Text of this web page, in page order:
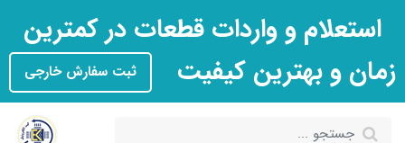
استعلام و واردات قطعات در کمترین
زمان و بهترین کیفیت
ثبت سفارش خارجی